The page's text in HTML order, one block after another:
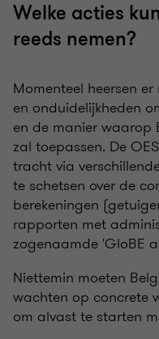
Welke acties
reeds nemen?
Momenteel heersen
en onduidelijkheden
en de manier waarop
zal toepassen. De
tracht via
te schetsen over de
berekeningen
rapporten met
zogenaamde 'GloBE
Niettemin moeten
wachten op concrete
om alvast te starten